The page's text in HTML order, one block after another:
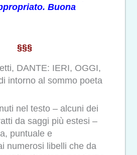
Buona
§§§
DANTE: IERI, OGGI,
intorno al sommo poeta
nel testo – alcuni dei
da saggi più estesi –
puntuale e
numerosi libelli che da